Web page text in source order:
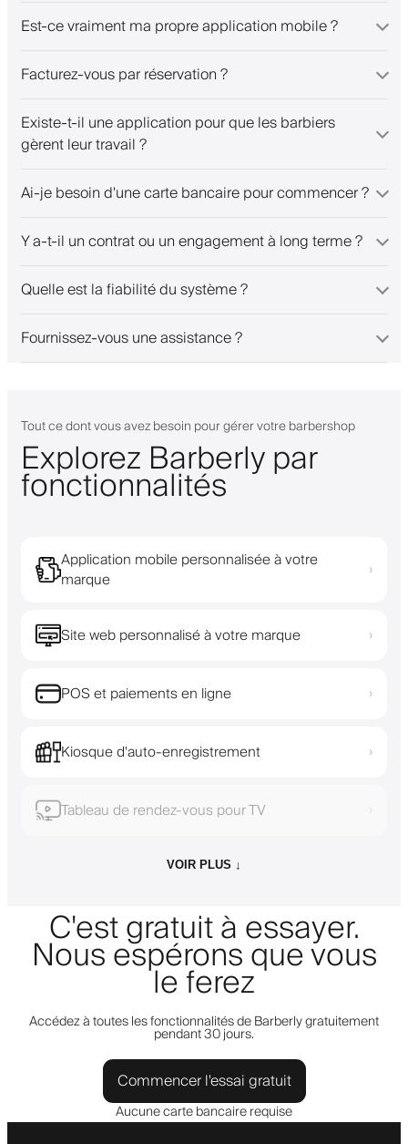
Est-ce vraiment ma propre application mobile ?
Facturez-vous par réservation ?
Existe-t-il une application pour que les barbiers
gèrent leur travail ?
Ai-je besoin d'une carte bancaire pour commencer ?
Y a-t-il un contrat ou un engagement à long terme ?
Quelle est la fiabilité du système ?
Fournissez-vous une assistance ?
Tout ce dont vous avez besoin pour gérer votre barbershop
Explorez Barberly par
fonctionnalités
Application mobile personnalisée à votre
marque
›
Site web personnalisé à votre marque ›
POS et paiements en ligne ›
Kiosque d'auto-enregistrement ›
Tableau de rendez-vous pour TV ›
VOIR PLUS ↓
C'est gratuit à essayer.
Nous espérons que vous
le ferez
Accédez à toutes les fonctionnalités de Barberly gratuitement
pendant 30 jours.
Commencer l'essai gratuit
Aucune carte bancaire requise